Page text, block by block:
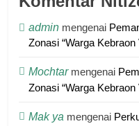
admin mengenai
Zonasi “Warga
Mochtarmengenai
Zonasi “Warga
Mak ya mengenai